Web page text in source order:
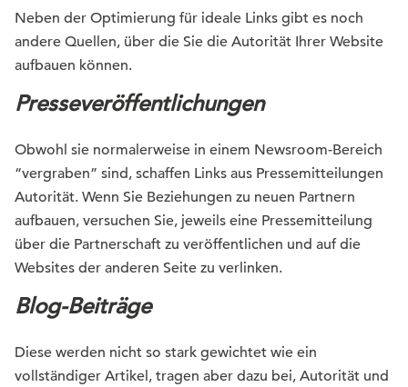
Neben der Optimierung für ideale Links gibt es noch
andere Quellen, über die Sie die Autorität Ihrer Website
aufbauen können.
Presseveröffentlichungen
Obwohl sie normalerweise in einem Newsroom-Bereich
“vergraben” sind, schaffen Links aus Pressemitteilungen
Autorität. Wenn Sie Beziehungen zu neuen Partnern
aufbauen, versuchen Sie, jeweils eine Pressemitteilung
über die Partnerschaft zu veröffentlichen und auf die
Websites der anderen Seite zu verlinken.
Blog-Beiträge
Diese werden nicht so stark gewichtet wie ein
vollständiger Artikel, tragen aber dazu bei, Autorität und